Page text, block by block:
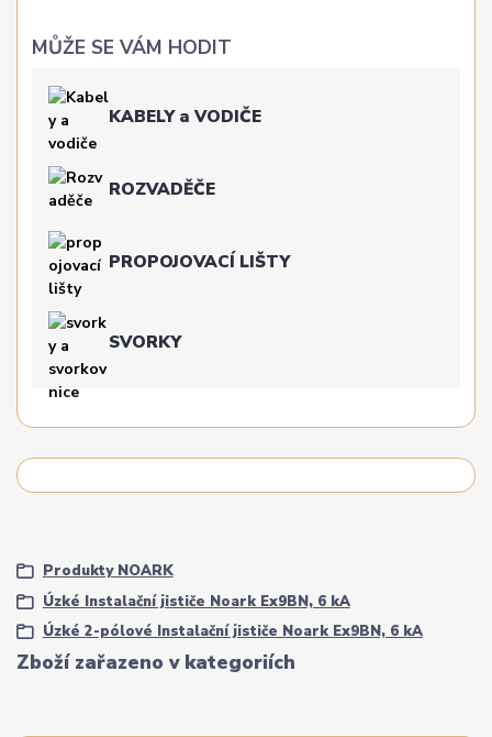
MŮŽE SE VÁM HODIT
KABELY a VODIČE
ROZVADĚČE
PROPOJOVACÍ LIŠTY
SVORKY
Zboží zařazeno v kategoriích
Produkty NOARK
Úzké Instalační jističe Noark Ex9BN, 6 kA
Úzké 2-pólové Instalační jističe Noark Ex9BN, 6 kA